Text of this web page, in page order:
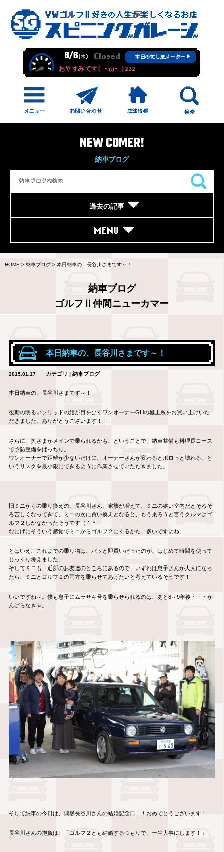
8/6(木) Closed 本日の忙し度メーター
おやすみです( -ω- )zzz
NEW COMER!
納車ブログ
過去の記事
MENU
HOME > 納車ブログ > 本日納車の、長谷川さまです～！
納車ブログ
ゴルフⅡ仲間ニューカマー
本日納車の、長谷川さまです～！
2015.01.17 カテゴリ | 納車ブログ
本日納車の、長谷川さまです～！
後期の明るいソリッドの紺が目をひくワンオーナーGLiの極上系をお買い上げいた
だきました。ありがとうございます！！
さらに、奥さまがメインで乗られるかも、ということで、納車整備も料理長コース
で予防整備をばっちり。
ワンオーナーで距離が少ないだけに、オーナーさんが変わるとポロっと壊れる、と
いうリスクを最小限にできるように作業させていただきました。
旧ミニからの乗り換えの、長谷川さん。家族が増えて、ミニの狭い室内だとそろそ
ろ苦しくなってきて、ミニの次に買い換えとなると、もう乗ろうと言うクルマはゴ
ルフ２しかなかったそうです（＾＾
なにげにそういう感覚でミニからゴルフ２にくるかた、多いですよね。
とはいえ、これまでの乗り物は、パッと即買いだったのが、はじめて時間を使って
じっくり考えました。
そしてミニも、近所のお友達のところにあるので、いずれは息子さんが大人になっ
たら、ミニとゴルフ２の両方を乗らせてあげたいと考えているそうです！
いいですね～。僕も息子にムラサキ号を乗らせられるのは、あと8～9年後・・・が
んばらなきゃ。
そして納車の今日は、偶然長谷川さんの結婚記念日！！おめでとうございます！
長谷川さんの抱負は、「ゴルフ２とも結婚するつもりで、一生大事にします！」